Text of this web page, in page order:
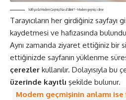
Wifi ya da Modem Geçmişi Nasıl Silinir? – Modem geçmişi silme
Tarayıcıların her girdiğiniz sayfayı
kaydetmesi ve hafızasında
Aynı zamanda ziyaret ettiğiniz bir
ettiğinizde sayfanın yüklenme
çerezler kullanılır. Dolayısıyla bu
üzerinde kayıtlı şekilde bulunur.
Modem geçmişinin anlamı ise